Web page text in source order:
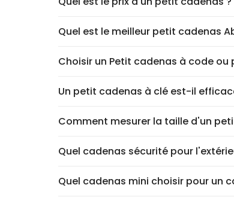
Quel est le meilleur petit cadenas
Choisir un Petit cadenas à code ou
Un petit cadenas à clé est-il
Comment mesurer la taille d'un
Quel cadenas sécurité pour
Quel cadenas mini choisir pour un